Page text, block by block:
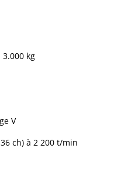
3.000 kg
V
ch) à 2 200 t/min